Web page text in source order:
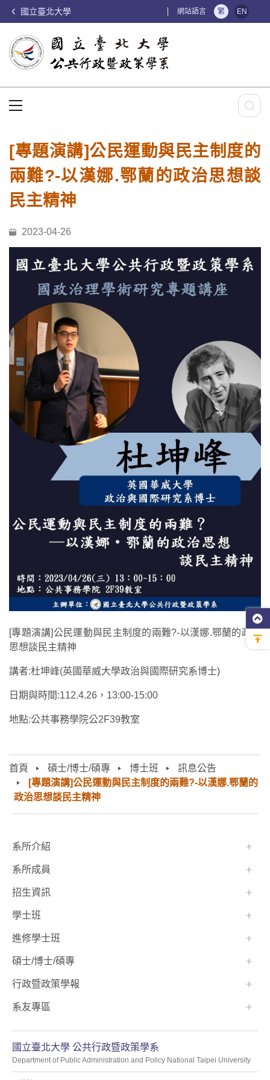
國立臺北大學 網站語言 繁 EN
首頁 碩士/博士/碩專 博士班
訊息公告
[專題演講]公民運動與民主制度的兩難?-以漢娜.鄂蘭的
政治思想談民主精神
[專題演講]公民運動與民主制度的
兩難?-以漢娜.鄂蘭的政治思想談
民主精神
2023-04-26
[專題演講]公民運動與民主制度的兩難?-以漢娜.鄂蘭的政治
思想談民主精神
講者:杜坤峰(英國華威大學政治與國際研究系博士)
日期與時間:112.4.26，13:00-15:00
地點:公共事務學院公2F39教室
:::
國立臺北大學 公共行政暨政策學系
Department of Public Administration and Policy National Taipei University
系所介紹
系所成員
招生資訊
學士班⠀⠀
進修學士班
碩士/博士/碩專
行政暨政策學報
系友專區